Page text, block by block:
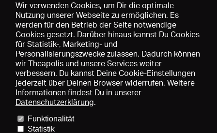
Speichern
Preise und Mitgliedschaften
Wir verwenden Cookies, um Dir die optimale
Nutzung unserer Webseite zu ermöglichen. Es
werden für den Betrieb der Seite notwendige
Cookies gesetzt. Darüber hinaus kannst Du Cookies
für Statistik-, Marketing- und
Personalisierungszwecke zulassen. Dadurch können
wir Theapolis und unsere Services weiter
verbessern. Du kannst Deine Cookie-Einstellungen
jederzeit über Deinen Browser widerrufen. Weitere
Informationen findest Du in unserer
Datenschutzerklärung.
Funktionalität
Statistik